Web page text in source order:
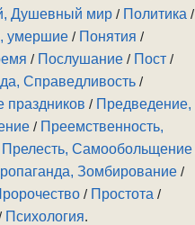
Душевный мир / Политика /
умершие / Понятия /
/ Послушание / Пост /
Справедливость /
праздников / Предведение,
/ Преемственность,
Прелесть, Самообольщение
Зомбирование /
/ Простота /
Психология.